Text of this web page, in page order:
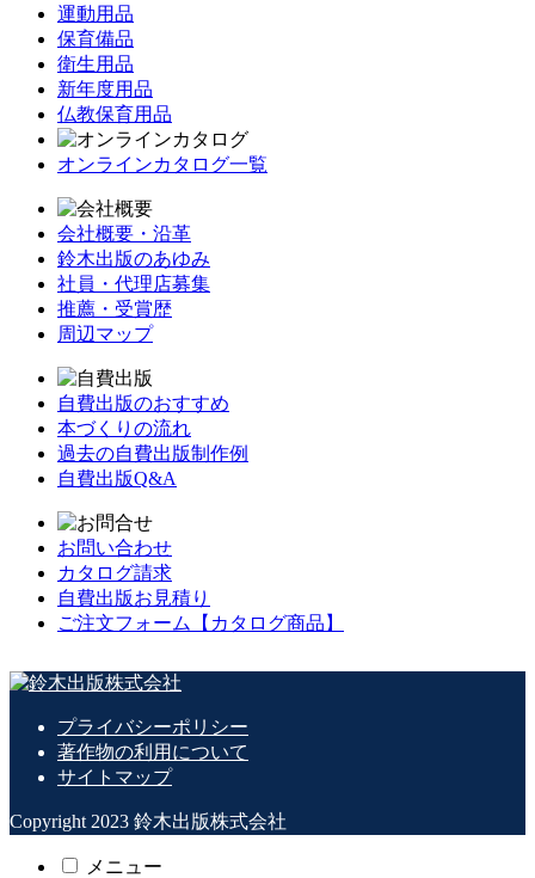
運動用品
保育備品
衛生用品
新年度用品
仏教保育用品
オンラインカタログ一覧
会社概要・沿革
鈴木出版のあゆみ
社員・代理店募集
推薦・受賞歴
周辺マップ
自費出版のおすすめ
本づくりの流れ
過去の自費出版制作例
自費出版Q&A
お問い合わせ
カタログ請求
自費出版お見積り
ご注文フォーム【カタログ商品】
プライバシーポリシー
著作物の利用について
サイトマップ
Copyright 2023 鈴木出版株式会社
メニュー